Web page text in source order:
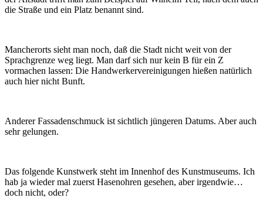
die Straße und ein Platz benannt sind.
Mancherorts sieht man noch, daß die Stadt nicht weit von der
Sprachgrenze weg liegt. Man darf sich nur kein B für ein Z
vormachen lassen: Die Handwerkervereinigungen hießen natürlich
auch hier nicht Bunft.
Anderer Fassadenschmuck ist sichtlich jüngeren Datums. Aber auch
sehr gelungen.
Das folgende Kunstwerk steht im Innenhof des Kunstmuseums. Ich
hab ja wieder mal zuerst Hasenohren gesehen, aber irgendwie…
doch nicht, oder?